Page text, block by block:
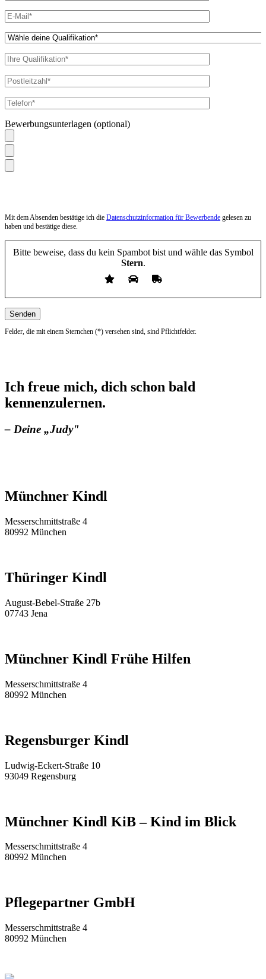
Feld
leer.
Bewerbungsunterlagen (optional)
Mit dem Absenden bestätige ich die Datenschutzinformation für Bewerbende gelesen zu
haben und bestätige diese.
Bitte beweise, dass du kein Spambot bist und wähle das Symbol
Stern.
Felder, die mit einem Sternchen (*) versehen sind, sind Pflichtfelder.
Ich freue mich, dich schon bald
kennenzulernen.
– Deine „Judy"
Münchner Kindl
Messerschmittstraße 4
80992 München
Thüringer Kindl
August-Bebel-Straße 27b
07743 Jena
Münchner Kindl Frühe Hilfen
Messerschmittstraße 4
80992 München
Regensburger Kindl
Ludwig-Eckert-Straße 10
93049 Regensburg
Münchner Kindl KiB – Kind im Blick
Messerschmittstraße 4
80992 München
Pflegepartner GmbH
Messerschmittstraße 4
80992 München